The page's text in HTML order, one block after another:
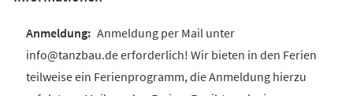
Anmeldung per Mail unter
info@tanzbau.de erforderlich! Wir bieten in den Ferien
teilweise ein Ferienprogramm, die Anmeldung hierzu